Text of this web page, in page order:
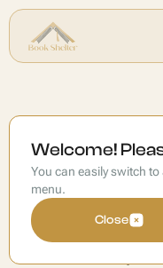
Welcome!
You can easily switch
menu.
Close
¿Tienes una gran idea
concreto?
Entonces, Book Shelter
ayudaremos con la